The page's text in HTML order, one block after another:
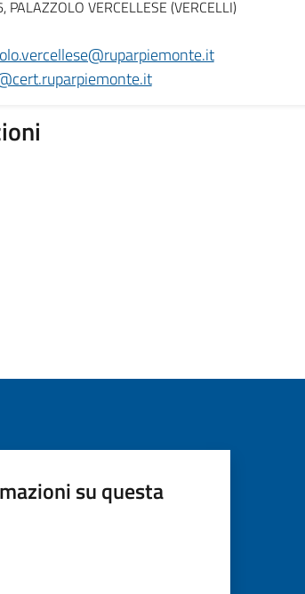
VERCELLESE (VERCELLI)
su questa